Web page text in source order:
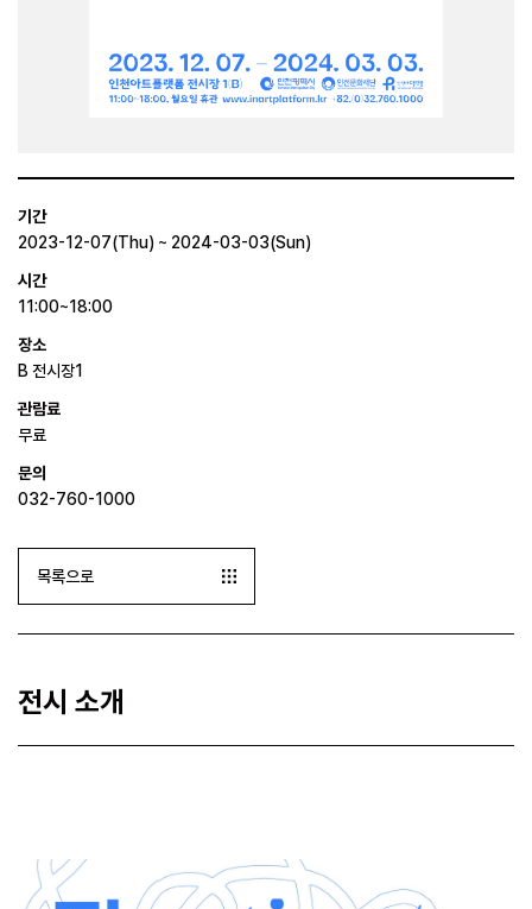
기간
2023-12-07(Thu) ~ 2024-03-03(Sun)
시간
11:00~18:00
장소
B 전시장1
관람료
무료
문의
032-760-1000
목록으로
전시 소개